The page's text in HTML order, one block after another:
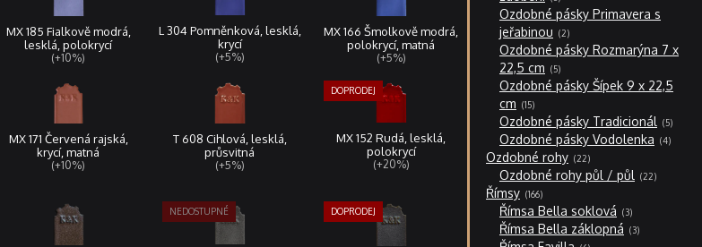
MX 185 Fialkově modrá,
lesklá, polokrycí
(+10%)
L 304 Pomněnková, lesklá,
krycí
(+5%)
MX 166 Šmolkově modrá,
polokrycí, matná
(+5%)
MX 171 Červená rajská,
krycí, matná
(+10%)
T 608 Cihlová, lesklá,
průsvitná
(+5%)
MX 152 Rudá, lesklá,
polokrycí
(+20%)
produktů
Ozdobné pásky Primavera s
jeřabinou
2produkty
Ozdobné pásky Rozmarýna 7 x
22,5 cm
5produktů
Ozdobné pásky Šípek 9 x 22,5
cm
15produktů
Ozdobné pásky Tradicionál 5
Ozdobné pásky Vodolenka 4produkty
Ozdobné rohy 22produktů
Ozdobné rohy půl / půl 22produktů
Římsy 166produktů
Římsa Bella soklová 3produkty
Římsa Bella záklopná 3produkty